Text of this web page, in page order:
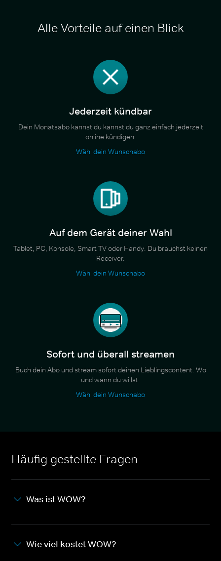
Alle Vorteile auf einen Blick
Jederzeit kündbar
Dein Monatsabo kannst du kannst du ganz einfach jederzeit
online kündigen.
Wähl dein Wunschabo
Auf dem Gerät deiner Wahl
Tablet, PC, Konsole, Smart TV oder Handy. Du brauchst keinen
Receiver.
Wähl dein Wunschabo
Sofort und überall streamen
Buch dein Abo und stream sofort deinen Lieblingscontent. Wo
und wann du willst.
Wähl dein Wunschabo
Häufig gestellte Fragen
Was ist WOW?
Wie viel kostet WOW?